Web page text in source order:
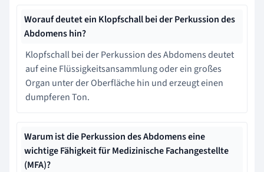
Worauf deutet ein Klopfschall bei der Perkussion des
Abdomens hin?
Klopfschall bei der Perkussion des Abdomens deutet
auf eine Flüssigkeitsansammlung oder ein großes
Organ unter der Oberfläche hin und erzeugt einen
dumpferen Ton.
Warum ist die Perkussion des Abdomens eine
wichtige Fähigkeit für Medizinische Fachangestellte
(MFA)?